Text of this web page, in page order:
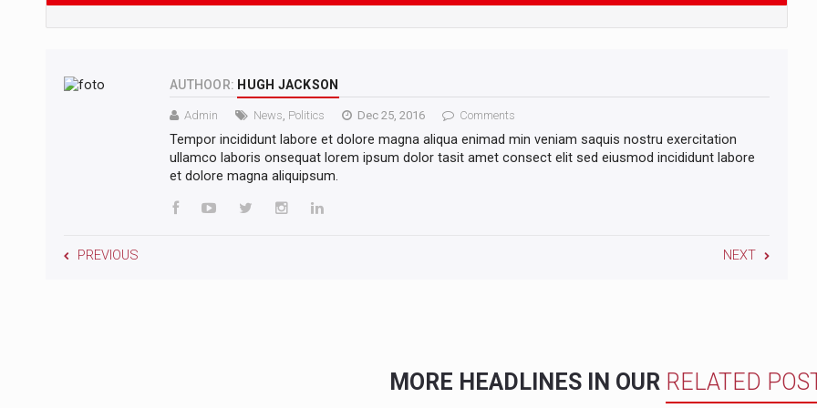
AUTHOOR: HUGH JACKSON
Admin News, Politics Dec 25, 2016 Comments
Tempor incididunt labore et dolore magna aliqua enimad min veniam saquis nostru exercitation
ullamco laboris onsequat lorem ipsum dolor tasit amet consect elit sed eiusmod incididunt labore
et dolore magna aliquipsum.
PREVIOUS NEXT
MORE HEADLINES IN OUR RELATED